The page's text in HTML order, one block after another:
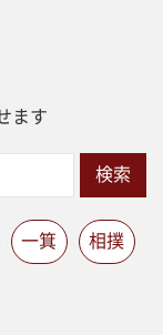
ます
検索
一箕 相撲